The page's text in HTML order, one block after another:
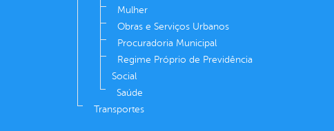
Mulher
Obras e Serviços Urbanos
Procuradoria Municipal
Regime Próprio de Previdência
Social
Saúde
Transportes